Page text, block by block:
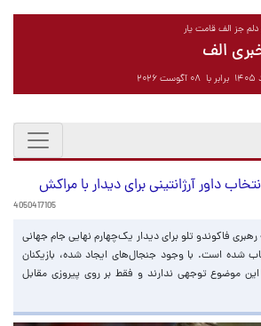
جز الف قامت یار
الف
داور آرژانتینی برای دیدار با مراکش
4050417105
رهبری فاکوندو تلو برای دیدار یک‌چهارم نهایی جام جهانی
شده است. با وجود جنجال‌های ایجاد شده، بازیکنان
این موضوع توجهی ندارند و فقط بر روی پیروزی مقابل